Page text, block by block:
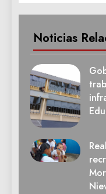
Noticias